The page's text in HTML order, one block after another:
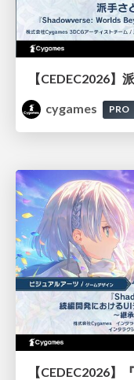
cygames
PRO